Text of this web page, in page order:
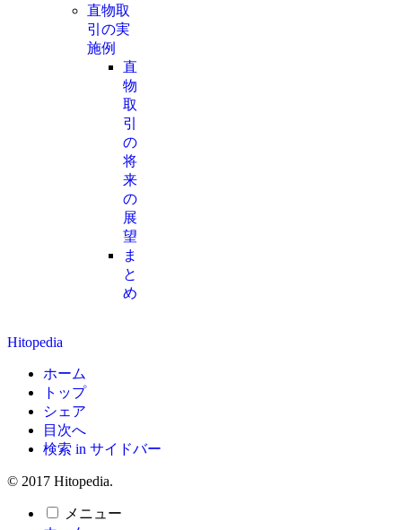
直物取
引の実
施例
直
物
取
引
の
将
来
の
展
望
ま
と
め
Hitopedia
ホーム
トップ
シェア
目次へ
検索 in サイドバー
© 2017 Hitopedia.
メニュー